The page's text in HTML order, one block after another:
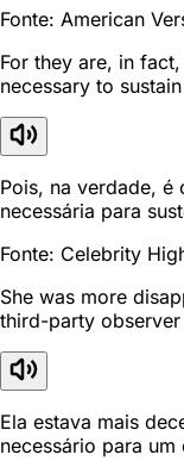
Fonte: American
For they are, in
necessary to
Pois, na verdade, é
necessária para
Fonte: Celebrity
She was more
third-party
Ela estava mais
necessário para